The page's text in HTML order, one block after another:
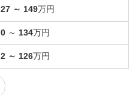
27 ～ 149万円
0 ～ 134万円
2 ～ 126万円